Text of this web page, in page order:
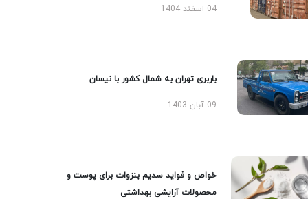
04 اسفند 1404
باربری تهران به شمال کشور با نیسان
09 آبان 1403
خواص و فواید سدیم بنزوات برای پوست و
محصولات آرایشی بهداشتی